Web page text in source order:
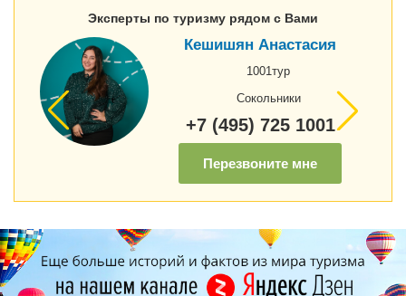
Эксперты по туризму рядом с Вами
Кешишян Анастасия
1001тур
Сокольники
+7 (495) 725 1001
Перезвоните мне